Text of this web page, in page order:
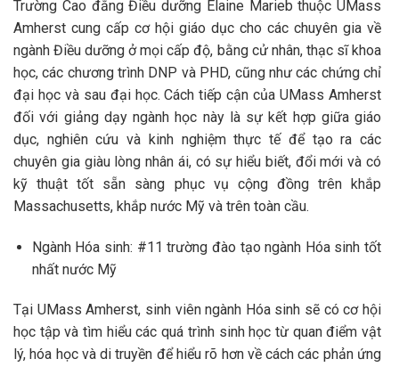
Trường Cao đẳng Điều dưỡng Elaine Marieb thuộc UMass
Amherst cung cấp cơ hội giáo dục cho các chuyên gia về
ngành Điều dưỡng ở mọi cấp độ, bằng cử nhân, thạc sĩ khoa
học, các chương trình DNP và PHD, cũng như các chứng chỉ
đại học và sau đại học. Cách tiếp cận của UMass Amherst
đối với giảng dạy ngành học này là sự kết hợp giữa giáo
dục, nghiên cứu và kinh nghiệm thực tế để tạo ra các
chuyên gia giàu lòng nhân ái, có sự hiểu biết, đổi mới và có
kỹ thuật tốt sẵn sàng phục vụ cộng đồng trên khắp
Massachusetts, khắp nước Mỹ và trên toàn cầu.
Ngành Hóa sinh: #11 trường đào tạo ngành Hóa sinh tốt
nhất nước Mỹ
Tại UMass Amherst, sinh viên ngành Hóa sinh sẽ có cơ hội
học tập và tìm hiểu các quá trình sinh học từ quan điểm vật
lý, hóa học và di truyền để hiểu rõ hơn về cách các phản ứng